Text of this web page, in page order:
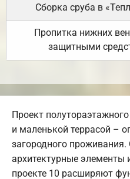
Сборка сруба в
Пропитка нижних
защитными
Проект
и маленькой террасой –
загородного
архитектурные элементы
проекте 10 расширяют